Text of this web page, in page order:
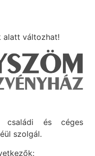
alatt változhat!
családi és céges
szolgál.